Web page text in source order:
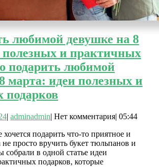
любимой девушке на 8
полезных и практичных
подарить любимой
марта: идеи полезных и
подарков
| adminadmin| Нет комментария| 05:44
подарить что-то приятное и
просто вручить букет тюльпанов и
в одной статье идеи
подарков, которые